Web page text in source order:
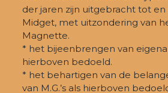
der jaren zijn uitgebracht tot
Midget, met uitzondering van
Magnette.
* het bijeenbrengen van
hierboven bedoeld.
* het behartigen van de
van M.G.’s als hierboven